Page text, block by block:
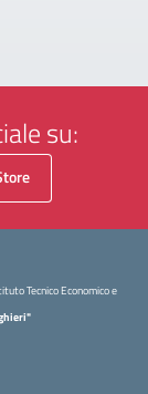
su:
Tecnico Economico e
della scuola